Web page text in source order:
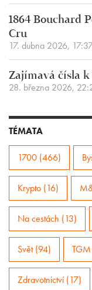
1864 Bouchard
Cru
17. dubna 2026,
Zajímavá čísla k
28. března 2026,
TÉMATA
1700 (466)
Krypto (16)
Na cestách (13)
Svět (94)
Zdravotnictví (17)